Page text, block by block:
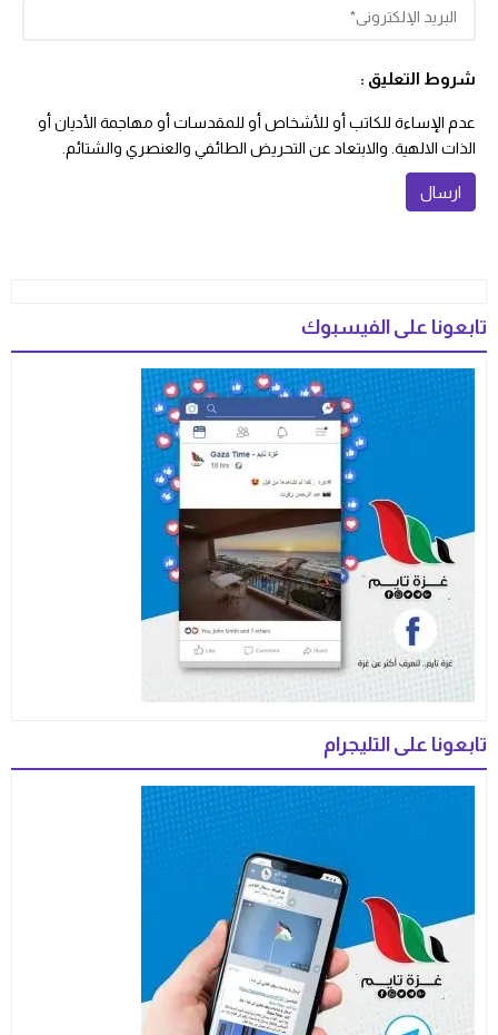
شروط التعليق :
عدم الإساءة للكاتب أو للأشخاص أو للمقدسات أو مهاجمة الأديان أو
الذات الالهية. والابتعاد عن التحريض الطائفي والعنصري والشتائم.
تابعونا على الفيسبوك
تابعونا على التليجرام